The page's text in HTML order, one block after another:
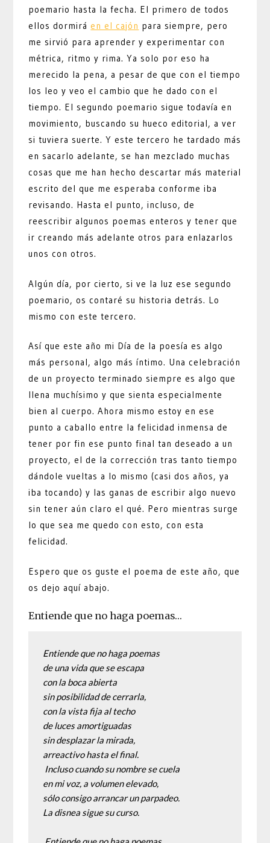
poemario hasta la fecha. El primero de todos
ellos dormirá en el cajón para siempre, pero
me sirvió para aprender y experimentar con
métrica, ritmo y rima. Ya solo por eso ha
merecido la pena, a pesar de que con el tiempo
los leo y veo el cambio que he dado con el
tiempo. El segundo poemario sigue todavía en
movimiento, buscando su hueco editorial, a ver
si tuviera suerte. Y este tercero he tardado más
en sacarlo adelante, se han mezclado muchas
cosas que me han hecho descartar más material
escrito del que me esperaba conforme iba
revisando. Hasta el punto, incluso, de
reescribir algunos poemas enteros y tener que
ir creando más adelante otros para enlazarlos
unos con otros.
Algún día, por cierto, si ve la luz ese segundo
poemario, os contaré su historia detrás. Lo
mismo con este tercero.
Así que este año mi Día de la poesía es algo
más personal, algo más íntimo. Una celebración
de un proyecto terminado siempre es algo que
llena muchísimo y que sienta especialmente
bien al cuerpo. Ahora mismo estoy en ese
punto a caballo entre la felicidad inmensa de
tener por fin ese punto final tan deseado a un
proyecto, el de la corrección tras tanto tiempo
dándole vueltas a lo mismo (casi dos años, ya
iba tocando) y las ganas de escribir algo nuevo
sin tener aún claro el qué. Pero mientras surge
lo que sea me quedo con esto, con esta
felicidad.
Espero que os guste el poema de este año, que
os dejo aquí abajo.
Entiende que no haga poemas…
Entiende que no haga poemas
de una vida que se escapa
con la boca abierta
sin posibilidad de cerrarla,
con la vista fija al techo
de luces amortiguadas
sin desplazar la mirada,
arreactivo hasta el final.
Incluso cuando su nombre se cuela
en mi voz, a volumen elevado,
sólo consigo arrancar un parpadeo.
La disnea sigue su curso.